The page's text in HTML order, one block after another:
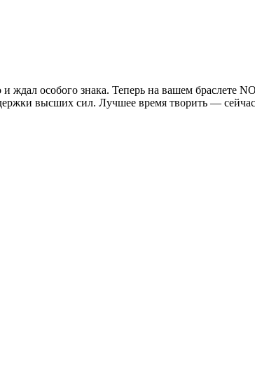
ждал особого знака. Теперь на вашем браслете
высших сил. Лучшее время творить —